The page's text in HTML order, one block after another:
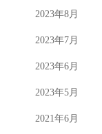
2023年8月
2023年7月
2023年6月
2023年5月
2021年6月